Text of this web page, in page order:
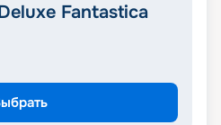
Fantastica